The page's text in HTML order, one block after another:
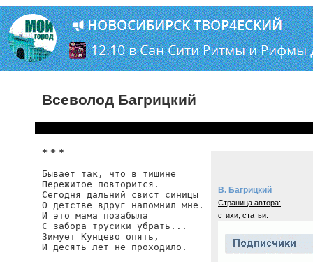
Всеволод Багрицкий
* * *
Бывает так, что в тишине
Пережитое повторится.
Сегодня дальний свист синицы
О детстве вдруг напомнил мне.
И это мама позабыла
С забора трусики убрать...
Зимует Кунцево опять,
И десять лет не проходило.
В. Багрицкий
Страница автора:
стихи, статьи.